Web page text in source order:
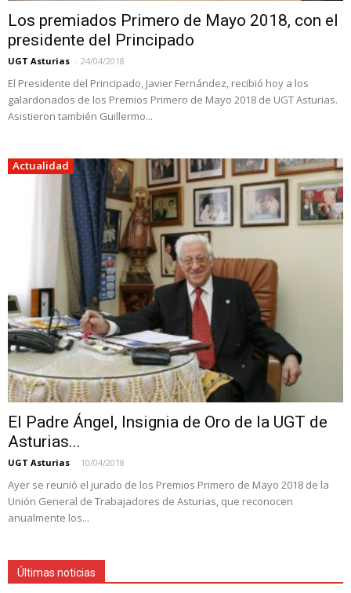
Los premiados Primero de Mayo 2018, con el
presidente del Principado
UGT Asturias - 24/04/2018
El Presidente del Principado, Javier Fernández, recibió hoy a los
galardonados de los Premios Primero de Mayo 2018 de UGT Asturias.
Asistieron también Guillermo...
Actualidad
El Padre Ángel, Insignia de Oro de la UGT de
Asturias...
UGT Asturias - 10/04/2018
Ayer se reunió el jurado de los Premios Primero de Mayo 2018 de la
Unión General de Trabajadores de Asturias, que reconocen
anualmente los...
Últimas noticias